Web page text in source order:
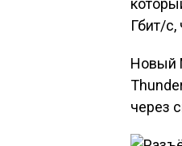
Гбит/
Новый
через